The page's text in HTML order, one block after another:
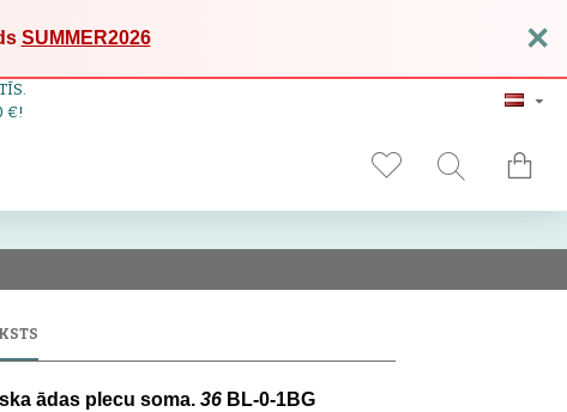
SUMMER2026 ×
€!
ādas plecu soma. 36 BL-0-1BG